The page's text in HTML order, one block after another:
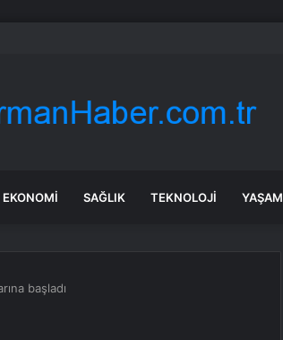
Demokrasi yasaklanamaz
EKONOMI SAĞLIK TEKNOLOJI YAŞAM
başladı